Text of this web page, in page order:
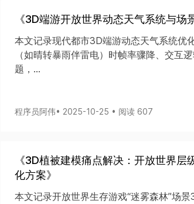
《3D端游开放世界动态天气系统与场
本文记录现代都市3D端游动态天气系统优
（如晴转暴雨伴雷电）时帧率骤降、交互
题，...
程序员阿伟• 2025-10-25 • 阅读 607
《3D植被建模痛点解决：开放世界层
化方案》
本文记录开放世界生存游戏“迷雾森林”场